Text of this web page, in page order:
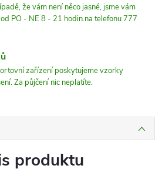
že vám není něco jasné, jsme vám
PO - NE 8 - 21 hodin.na telefonu 777
zařízení poskytujeme vzorky
Za půjčení nic neplatíte.
produktu